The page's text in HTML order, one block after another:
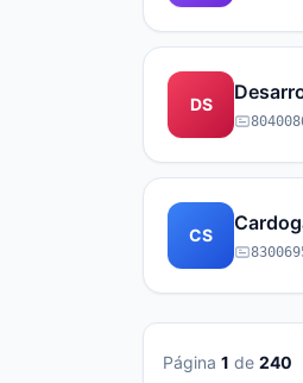
DS
CS
Página 1 de 240